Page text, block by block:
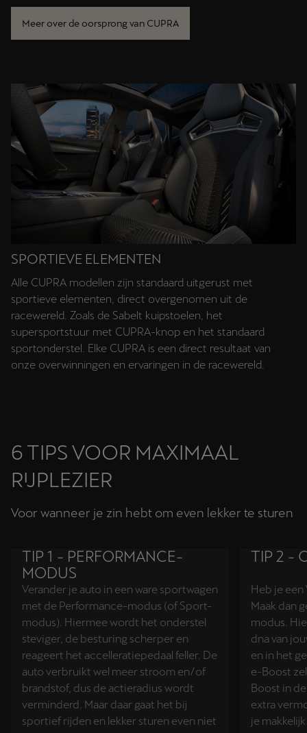
Meer over de oorsprong van CUPRA
SPORTIEVE ELEMENTEN
Alle CUPRA modellen zijn standaard uitgerust met
sportieve elementen, direct overgenomen uit de
racewereld. Zoals de Sabelt kuipstoelen, het
supersportstuur met CUPRA-knop en het standaard
sportonderstel. Elke CUPRA is een direct resultaat van
onze overwinningen en ervaringen in de racewereld.
6 TIPS VOOR MAXIMAAL
RIJPLEZIER
Voor wanneer je zin hebt om even lekker te sturen
TIP 1 - PERFORMANCE-
MODUS
Verander je auto in een ware sportwagen
met de Performance-modus (of Sport-
modus). Hiermee wordt het onderstel
steviger, de besturing scherper en
reageert het accelleratiepedaal feller. De
auto verbruikt wel meer stroom en/of
brandstof, dus de actieradius wordt
verminderd. Maar daar gaat het bij
sportief rijden en lekker sturen even niet
TIP 2 -
Heb je
Maak dan
modus.
dna van
en in het
e-Boost
Boost in
extra
je